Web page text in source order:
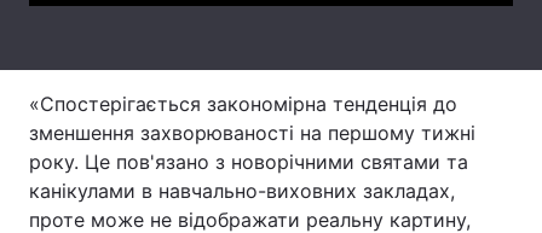
Тема оформлення
«Спостерігається закономірна тенденція до
зменшення захворюваності на першому тижні
року. Це пов'язано з новорічними святами та
канікулами в навчально-виховних закладах,
проте може не відображати реальну картину,